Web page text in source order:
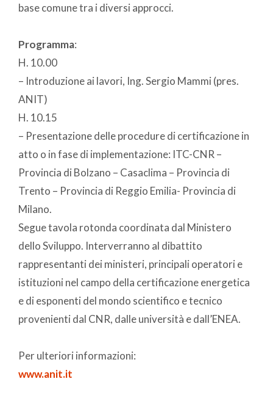
base comune tra i diversi approcci.
Programma:
H. 10.00
– Introduzione ai lavori, Ing. Sergio Mammi (pres.
ANIT)
H. 10.15
– Presentazione delle procedure di certificazione in
atto o in fase di implementazione: ITC-CNR –
Provincia di Bolzano – Casaclima – Provincia di
Trento – Provincia di Reggio Emilia- Provincia di
Milano.
Segue tavola rotonda coordinata dal Ministero
dello Sviluppo. Interverranno al dibattito
rappresentanti dei ministeri, principali operatori e
istituzioni nel campo della certificazione energetica
e di esponenti del mondo scientifico e tecnico
provenienti dal CNR, dalle università e dall’ENEA.
Per ulteriori informazioni:
www.anit.it